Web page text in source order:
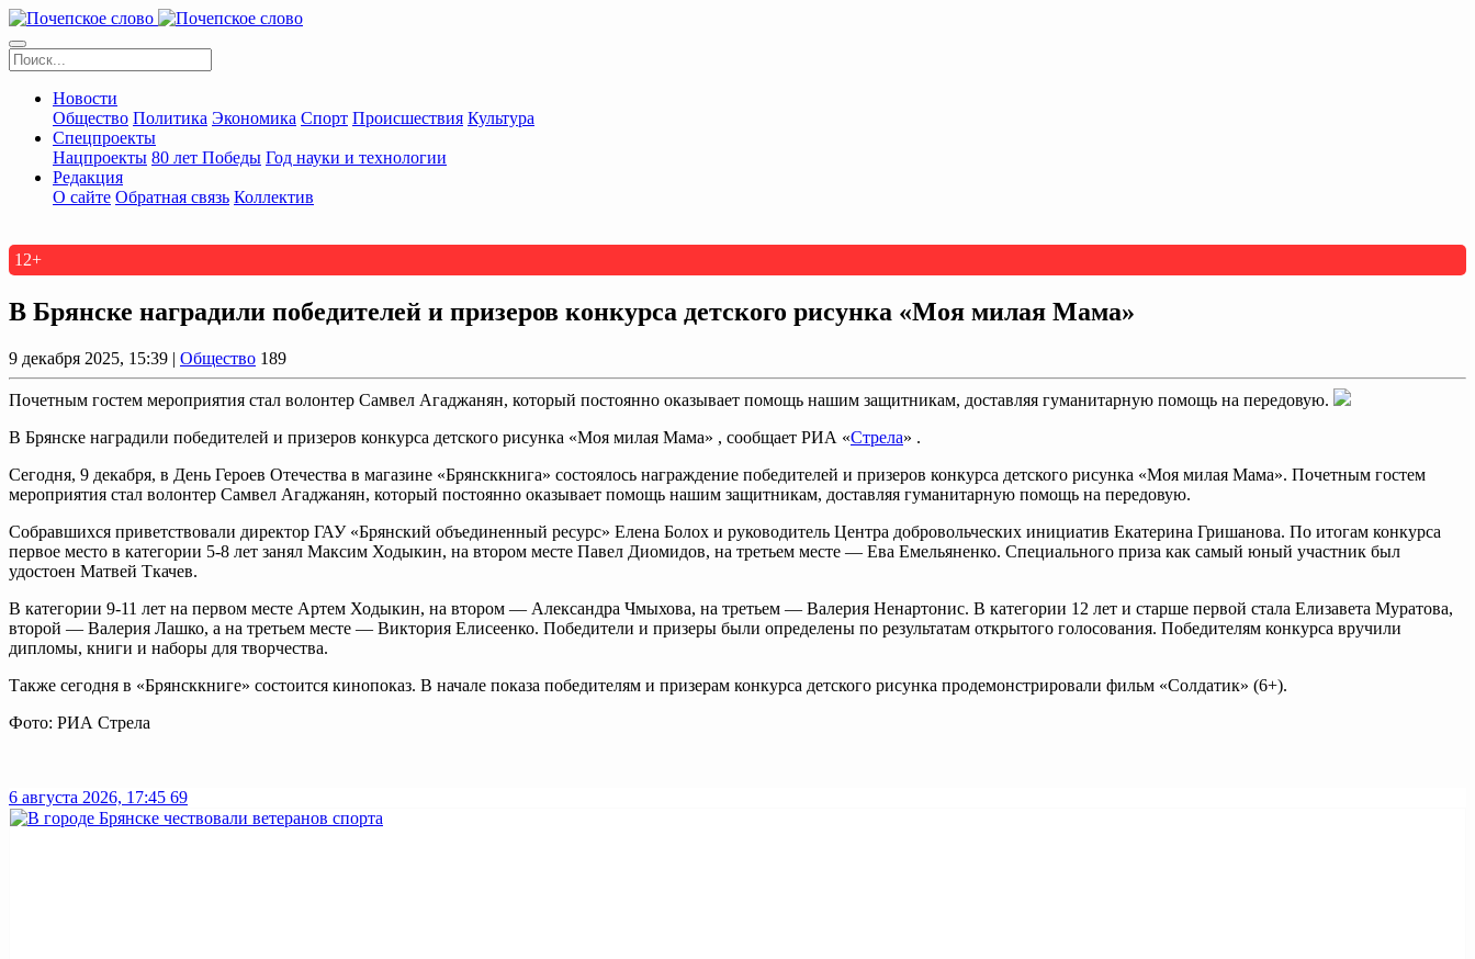
Новости
Общество Политика Экономика Спорт Происшествия Культура
Спецпроекты
Нацпроекты 80 лет Победы Год науки и технологии
Редакция
О сайте Обратная связь Коллектив
12+
В Брянске наградили победителей и призеров конкурса детского рисунка «Моя милая Мама»
9 декабря 2025, 15:39 | Общество 189
Почетным гостем мероприятия стал волонтер Самвел Агаджанян, который постоянно оказывает помощь нашим защитникам, доставляя гуманитарную помощь на передовую.
В Брянске наградили победителей и призеров конкурса детского рисунка «Моя милая Мама» , сообщает РИА «Стрела» .
Сегодня, 9 декабря, в День Героев Отечества в магазине «Брянсккнига» состоялось награждение победителей и призеров конкурса детского рисунка «Моя милая Мама». Почетным гостем
мероприятия стал волонтер Самвел Агаджанян, который постоянно оказывает помощь нашим защитникам, доставляя гуманитарную помощь на передовую.
Собравшихся приветствовали директор ГАУ «Брянский объединенный ресурс» Елена Болох и руководитель Центра добровольческих инициатив Екатерина Гришанова. По итогам конкурса
первое место в категории 5-8 лет занял Максим Ходыкин, на втором месте Павел Диомидов, на третьем месте — Ева Емельяненко. Специального приза как самый юный участник был
удостоен Матвей Ткачев.
В категории 9-11 лет на первом месте Артем Ходыкин, на втором — Александра Чмыхова, на третьем — Валерия Ненартонис. В категории 12 лет и старше первой стала Елизавета Муратова,
второй — Валерия Лашко, а на третьем месте — Виктория Елисеенко. Победители и призеры были определены по результатам открытого голосования. Победителям конкурса вручили
дипломы, книги и наборы для творчества.
Также сегодня в «Брянсккниге» состоится кинопоказ. В начале показа победителям и призерам конкурса детского рисунка продемонстрировали фильм «Солдатик» (6+).
Фото: РИА Стрела
6 августа 2026, 17:45 69